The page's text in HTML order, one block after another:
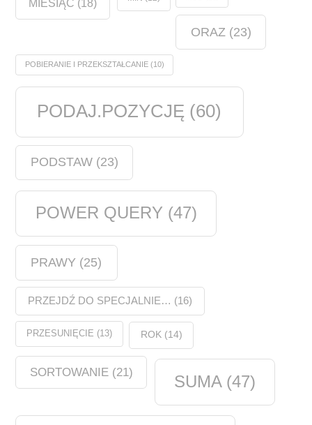
MIESIĄC (18)
ORAZ (23)
POBIERANIE I PRZEKSZTAŁCANIE(10)
PODAJ.POZYCJĘ (60)
PODSTAW(23)
POWER QUERY (47)
PRAWY (25)
PRZEJDŹ DO SPECJALNIE… (16)
PRZESUNIĘCIE (13) ROK(14)
SORTOWANIE(21) SUMA(47)